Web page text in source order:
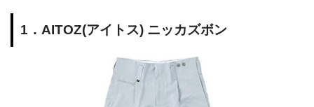
1．AITOZ(アイトス) ニッカズボン